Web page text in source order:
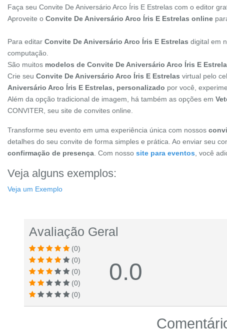
Faça seu Convite De Aniversário Arco Íris E Estrelas com o editor
Aproveite o Convite De Aniversário Arco Íris E Estrelas online
Para editar Convite De Aniversário Arco Íris E Estrelas digital em
computação.
São muitos modelos de Convite De Aniversário Arco Íris E
Crie seu Convite De Aniversário Arco Íris E Estrelas virtual pelo
Aniversário Arco Íris E Estrelas, personalizado por você,
Além da opção tradicional de imagem, há também as opções em
CONVITER, seu site de convites online.
Transforme seu evento em uma experiência única com nossos
detalhes do seu convite de forma simples e prática. Ao enviar seu
confirmação de presença . Com nosso site para eventos , você
Veja alguns exemplos:
Veja um Exemplo
Avaliação Geral
(0)
(0)
(0)
(0)
(0)
0.0